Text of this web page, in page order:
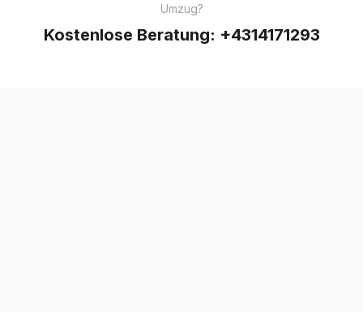
Umzug?
Kostenlose Beratung: +4314171293